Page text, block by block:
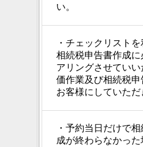
い。
・チェックリストを
相続税申告書作成に
アリングさせてい
価作業及び相続税
お客様にしていただ
・予約当日だけで
成が終わらなかっ